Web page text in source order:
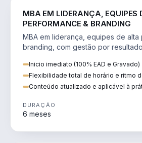
MBA EM LIDERANÇA, EQUIPES
PERFORMANCE & BRANDING
MBA em liderança, equipes de
branding, com gestão por
Inicio imediato (100% EAD e Gravado)
Flexibilidade total de horário e ritmo
Conteúdo atualizado e aplicável à
DURAÇÃO
6 meses